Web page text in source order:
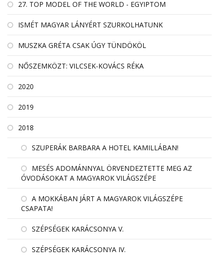
27. TOP MODEL OF THE WORLD - EGYIPTOM
ISMÉT MAGYAR LÁNYÉRT SZURKOLHATUNK
MUSZKA GRÉTA CSAK ÚGY TÜNDÖKÖL
NŐSZEMKÖZT: VILCSEK-KOVÁCS RÉKA
2020
2019
2018
SZUPERÁK BARBARA A HOTEL KAMILLÁBAN!
MESÉS ADOMÁNNYAL ÖRVENDEZTETTE MEG AZ
ÓVODÁSOKAT A MAGYAROK VILÁGSZÉPE
A MOKKÁBAN JÁRT A MAGYAROK VILÁGSZÉPE
CSAPATA!
SZÉPSÉGEK KARÁCSONYA V.
SZÉPSÉGEK KARÁCSONYA IV.